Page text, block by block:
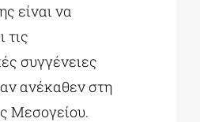
είναι να
τις
συγγένειες
ανέκαθεν στη
Μεσογείου.